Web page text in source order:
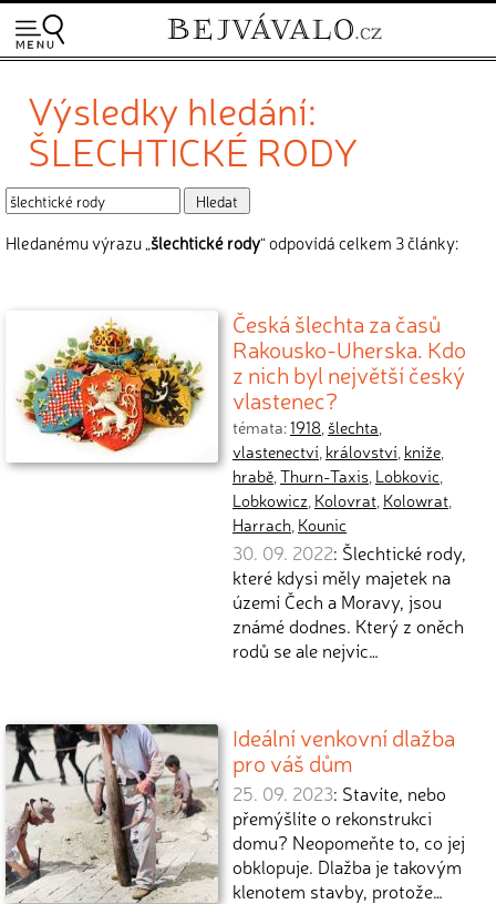
Výsledky hledání:
ŠLECHTICKÉ RODY
Hledanému výrazu „šlechtické rody“ odpovídá celkem 3 články:
Česká šlechta za časů
Rakousko-Uherska. Kdo
z nich byl největší český
vlastenec?
témata:1918, šlechta,
vlastenectví, království, kníže,
hrabě,Thurn-Taxis, Lobkovic,
Lobkowicz, Kolovrat, Kolowrat,
Harrach, Kounic
30. 09. 2022: Šlechtické rody,
které kdysi měly majetek na
území Čech a Moravy, jsou
známé dodnes. Který z oněch
rodů se ale nejvíc…
Ideální venkovní dlažba
pro váš dům
25. 09. 2023: Stavíte, nebo
přemýšlíte o rekonstrukci
domu? Neopomeňte to, co jej
obklopuje. Dlažba je takovým
klenotem stavby, protože…